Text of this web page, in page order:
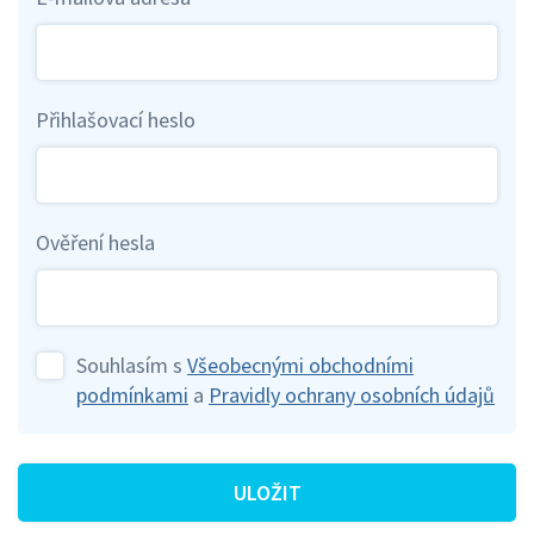
Přihlašovací heslo
Ověření hesla
Souhlasím s Všeobecnými obchodními
podmínkami a Pravidly ochrany osobních údajů
ULOŽIT